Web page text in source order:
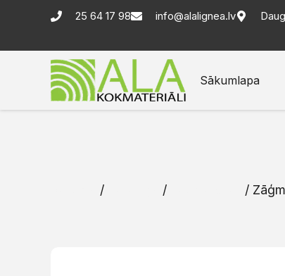
25 64 17 98 info@alalignea.lv
Sākumlapa
/ / /